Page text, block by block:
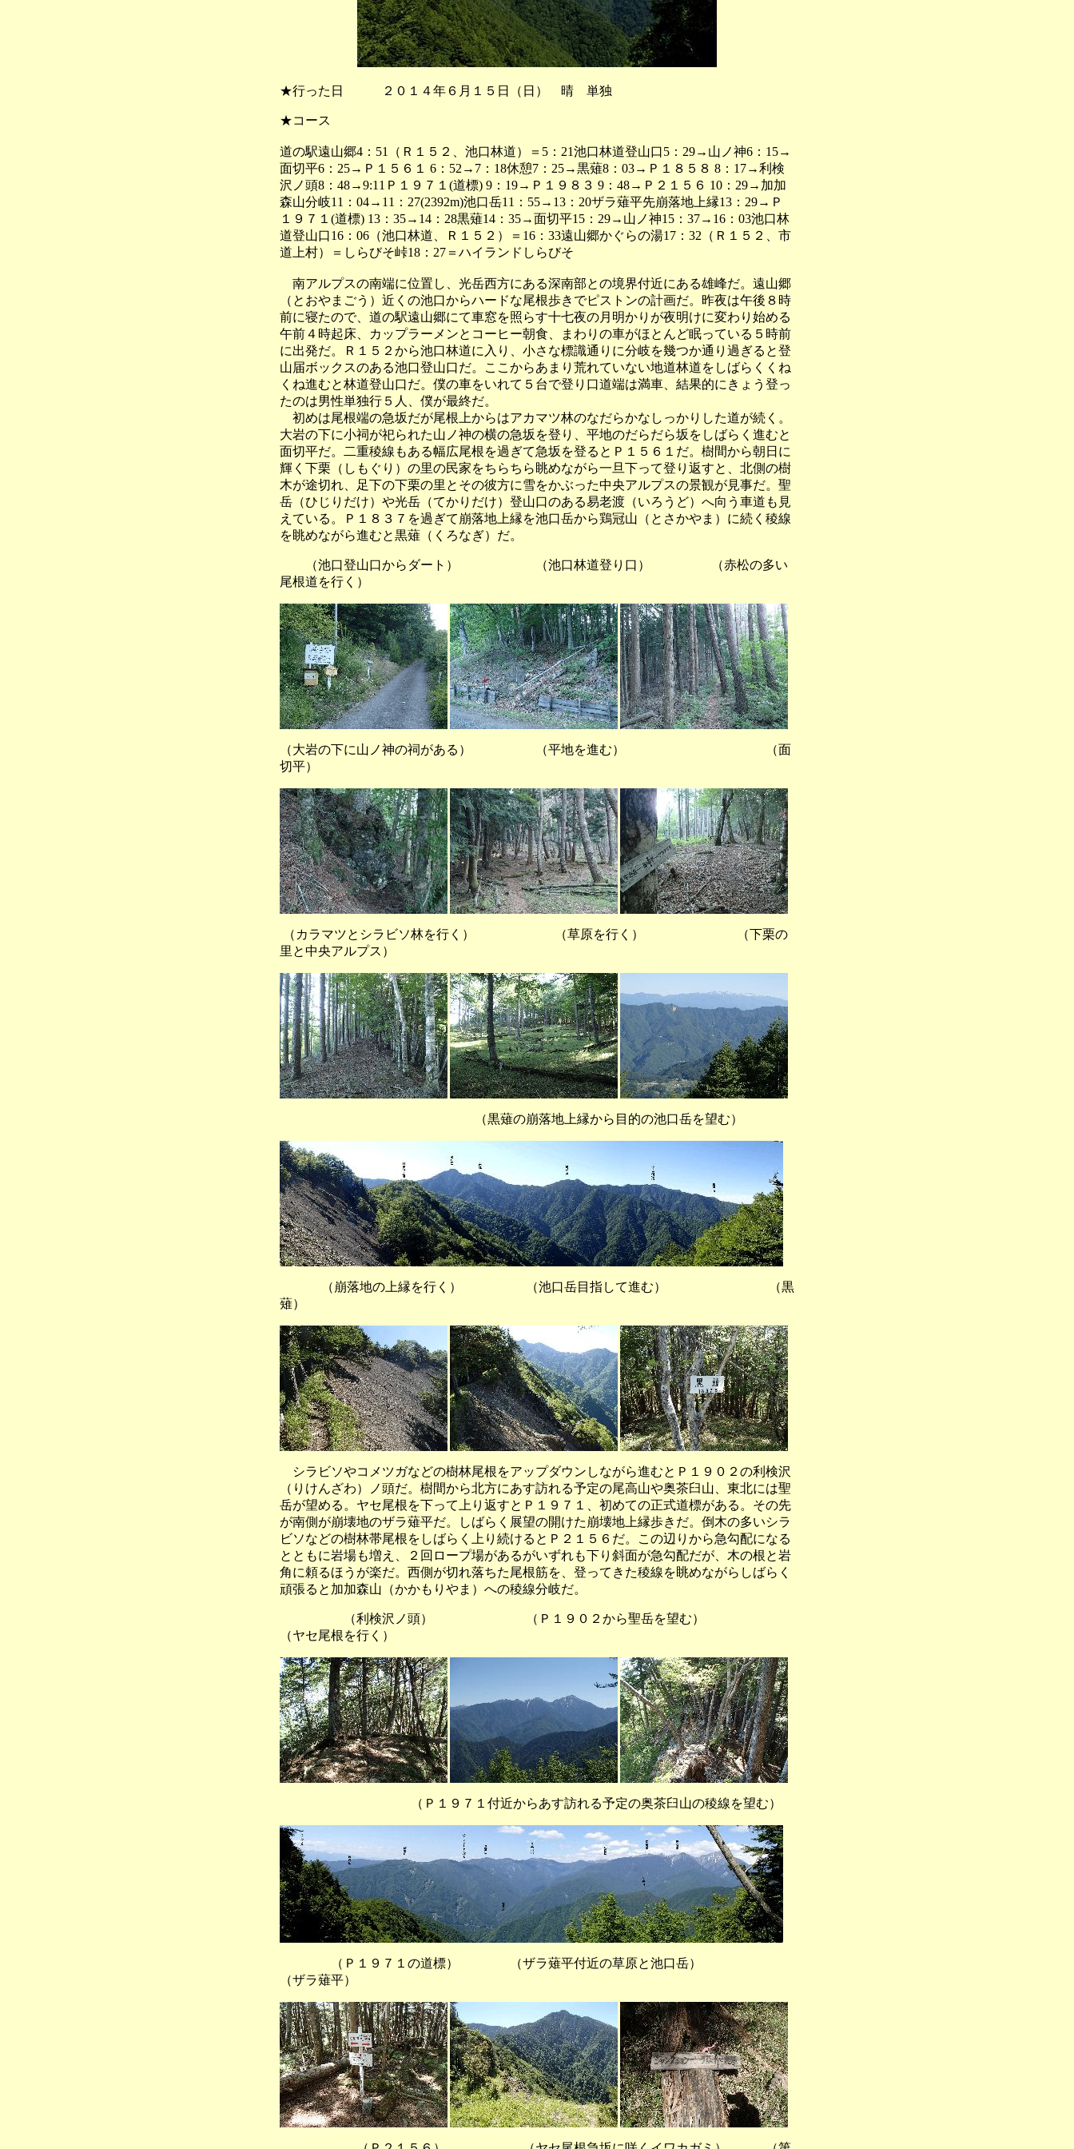
★行った日 ２０１４年６月１５日（日） 晴 単独
★コース
道の駅遠山郷4：51（Ｒ１５２、池口林道）＝5：21池口林道登山口5：29→山ノ神6：15→
面切平6：25→Ｐ１５６１ 6：52→7：18休憩7：25→黒薙8：03→Ｐ１８５８ 8：17→利検
沢ノ頭8：48→9:11Ｐ１９７１(道標) 9：19→Ｐ１９８３ 9：48→Ｐ２１５６ 10：29→加加
森山分岐11：04→11：27(2392m)池口岳11：55→13：20ザラ薙平先崩落地上縁13：29→Ｐ
１９７１(道標) 13：35→14：28黒薙14：35→面切平15：29→山ノ神15：37→16：03池口林
道登山口16：06（池口林道、Ｒ１５２）＝16：33遠山郷かぐらの湯17：32（Ｒ１５２、市
道上村）＝しらびそ峠18：27＝ハイランドしらびそ
南アルプスの南端に位置し、光岳西方にある深南部との境界付近にある雄峰だ。遠山郷
（とおやまごう）近くの池口からハードな尾根歩きでピストンの計画だ。昨夜は午後８時
前に寝たので、道の駅遠山郷にて車窓を照らす十七夜の月明かりが夜明けに変わり始める
午前４時起床、カップラーメンとコーヒー朝食、まわりの車がほとんど眠っている５時前
に出発だ。Ｒ１５２から池口林道に入り、小さな標識通りに分岐を幾つか通り過ぎると登
山届ボックスのある池口登山口だ。ここからあまり荒れていない地道林道をしばらくくね
くね進むと林道登山口だ。僕の車をいれて５台で登り口道端は満車、結果的にきょう登っ
たのは男性単独行５人、僕が最終だ。
初めは尾根端の急坂だが尾根上からはアカマツ林のなだらかなしっかりした道が続く。
大岩の下に小祠が祀られた山ノ神の横の急坂を登り、平地のだらだら坂をしばらく進むと
面切平だ。二重稜線もある幅広尾根を過ぎて急坂を登るとＰ１５６１だ。樹間から朝日に
輝く下栗（しもぐり）の里の民家をちらちら眺めながら一旦下って登り返すと、北側の樹
木が途切れ、足下の下栗の里とその彼方に雪をかぶった中央アルプスの景観が見事だ。聖
岳（ひじりだけ）や光岳（てかりだけ）登山口のある易老渡（いろうど）へ向う車道も見
えている。Ｐ１８３７を過ぎて崩落地上縁を池口岳から鶏冠山（とさかやま）に続く稜線
を眺めながら進むと黒薙（くろなぎ）だ。
（池口登山口からダート） （池口林道登り口） （赤松の多い
尾根道を行く）
（大岩の下に山ノ神の祠がある） （平地を進む） （面
切平）
（カラマツとシラビソ林を行く） （草原を行く） （下栗の
里と中央アルプス）
（黒薙の崩落地上縁から目的の池口岳を望む）
（崩落地の上縁を行く） （池口岳目指して進む） （黒
薙）
シラビソやコメツガなどの樹林尾根をアップダウンしながら進むとＰ１９０２の利検沢
（りけんざわ）ノ頭だ。樹間から北方にあす訪れる予定の尾高山や奥茶臼山、東北には聖
岳が望める。ヤセ尾根を下って上り返すとＰ１９７１、初めての正式道標がある。その先
が南側が崩壊地のザラ薙平だ。しばらく展望の開けた崩壊地上縁歩きだ。倒木の多いシラ
ビソなどの樹林帯尾根をしばらく上り続けるとＰ２１５６だ。この辺りから急勾配になる
とともに岩場も増え、２回ロープ場があるがいずれも下り斜面が急勾配だが、木の根と岩
角に頼るほうが楽だ。西側が切れ落ちた尾根筋を、登ってきた稜線を眺めながらしばらく
頑張ると加加森山（かかもりやま）への稜線分岐だ。
（利検沢ノ頭） （Ｐ１９０２から聖岳を望む）
（ヤセ尾根を行く）
（Ｐ１９７１付近からあす訪れる予定の奥茶臼山の稜線を望む）
（Ｐ１９７１の道標） （ザラ薙平付近の草原と池口岳）
（ザラ薙平）